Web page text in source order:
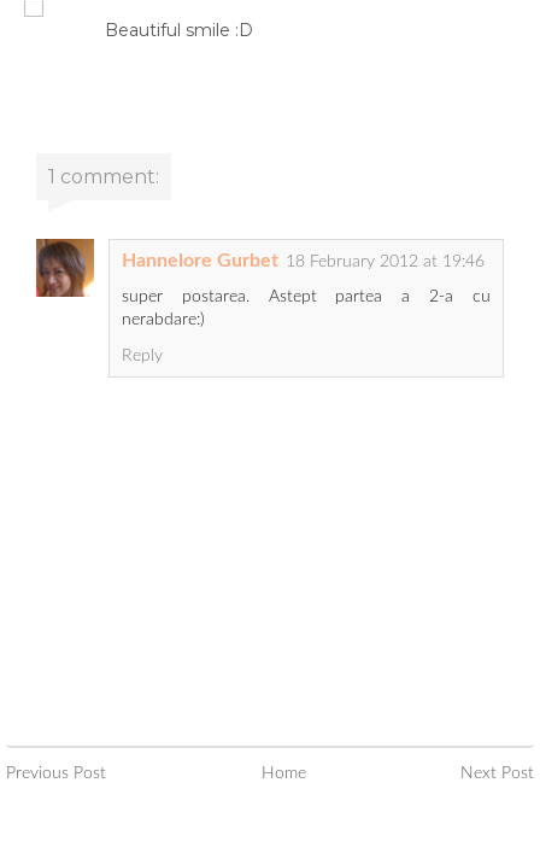
Beautiful smile :D
1 comment:
Hannelore Gurbet 18 February 2012 at 19:46
super postarea. Astept partea a 2-a cu
nerabdare:)
Reply
Previous Post Home Next Post